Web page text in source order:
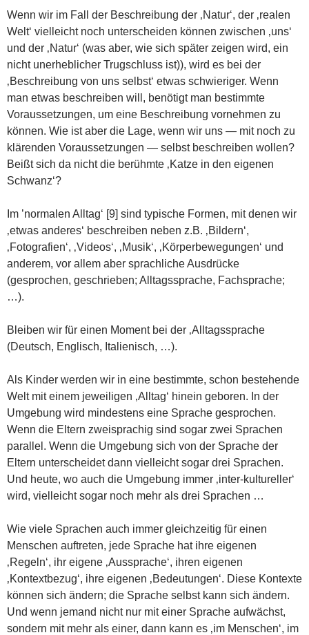
Wenn wir im Fall der Beschreibung der ‚Natur‘, der ‚realen
Welt‘ vielleicht noch unterscheiden können zwischen ‚uns‘
und der ‚Natur‘ (was aber, wie sich später zeigen wird, ein
nicht unerheblicher Trugschluss ist)), wird es bei der
‚Beschreibung von uns selbst‘ etwas schwieriger. Wenn
man etwas beschreiben will, benötigt man bestimmte
Voraussetzungen, um eine Beschreibung vornehmen zu
können. Wie ist aber die Lage, wenn wir uns — mit noch zu
klärenden Voraussetzungen — selbst beschreiben wollen?
Beißt sich da nicht die berühmte ‚Katze in den eigenen
Schwanz‘?
Im ’normalen Alltag‘ [9] sind typische Formen, mit denen wir
‚etwas anderes‘ beschreiben neben z.B. ‚Bildern‘,
‚Fotografien‘, ‚Videos‘, ‚Musik‘, ‚Körperbewegungen‘ und
anderem, vor allem aber sprachliche Ausdrücke
(gesprochen, geschrieben; Alltagssprache, Fachsprache;
…).
Bleiben wir für einen Moment bei der ‚Alltagssprache
(Deutsch, Englisch, Italienisch, …).
Als Kinder werden wir in eine bestimmte, schon bestehende
Welt mit einem jeweiligen ‚Alltag‘ hinein geboren. In der
Umgebung wird mindestens eine Sprache gesprochen.
Wenn die Eltern zweisprachig sind sogar zwei Sprachen
parallel. Wenn die Umgebung sich von der Sprache der
Eltern unterscheidet dann vielleicht sogar drei Sprachen.
Und heute, wo auch die Umgebung immer ‚inter-kultureller‘
wird, vielleicht sogar noch mehr als drei Sprachen …
Wie viele Sprachen auch immer gleichzeitig für einen
Menschen auftreten, jede Sprache hat ihre eigenen
‚Regeln‘, ihr eigene ‚Aussprache‘, ihren eigenen
‚Kontextbezug‘, ihre eigenen ‚Bedeutungen‘. Diese Kontexte
können sich ändern; die Sprache selbst kann sich ändern.
Und wenn jemand nicht nur mit einer Sprache aufwächst,
sondern mit mehr als einer, dann kann es ‚im Menschen‘, im